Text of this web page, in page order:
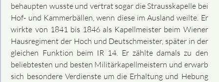
behaupten wusste und vertrat sogar die Strausskapelle bei
Hof- und Kammerbällen, wenn diese im Ausland weilte. Er
wirkte von 1841 bis 1846 als Kapellmeister beim Wiener
Hausregiment der Hoch und Deutschmeister, später in der
gleichen Funktion beim IR 14. Er zählte damals zu den
beliebtesten und besten Militärkapellmeistern und erwarb
sich besondere Verdienste um die Erhaltung und Hebung